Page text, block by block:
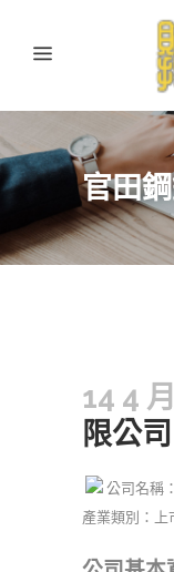
官田
14 4 月
限公司
公司名稱
產業類別：上